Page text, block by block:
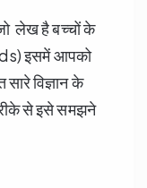
लेख है बच्चों के
इसमें आपको
विज्ञान के
से इसे समझने